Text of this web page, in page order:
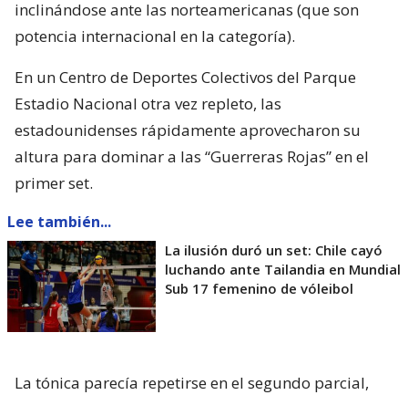
inclinándose ante las norteamericanas (que son
potencia internacional en la categoría).
En un Centro de Deportes Colectivos del Parque
Estadio Nacional otra vez repleto, las
estadounidenses rápidamente aprovecharon su
altura para dominar a las “Guerreras Rojas” en el
primer set.
Lee también...
La ilusión duró un set: Chile cayó
luchando ante Tailandia en Mundial
Sub 17 femenino de vóleibol
La tónica parecía repetirse en el segundo parcial,